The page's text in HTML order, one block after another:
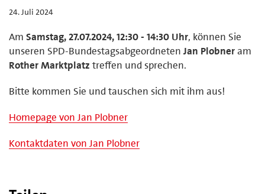
24. Juli 2024
Am Samstag, 27.07.2024, 12:30 - 14:30 Uhr, können Sie
unseren SPD-Bundestagsabgeordneten Jan Plobneram
Rother Marktplatz treffen und sprechen.
Bitte kommen Sie und tauschen sich mit ihm aus!
Homepage von Jan Plobner
Kontaktdaten von Jan Plobner